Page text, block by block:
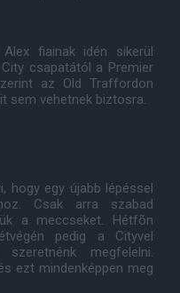
fiainak idén sikerül
csapatától a Premier
az Old Traffordon
sem vehetnek biztosra.
hogy egy újabb lépéssel
Csak arra szabad
a meccseket. Hétfõn
pedig a Cityvel
megfelelni.
ezt mindenképpen meg